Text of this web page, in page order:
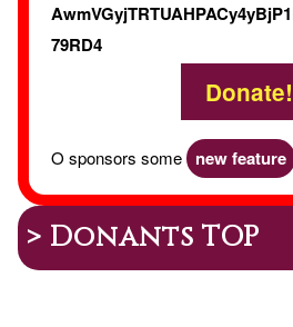
79RD4
Donate!
O sponsors some new feature
> Donants TOP